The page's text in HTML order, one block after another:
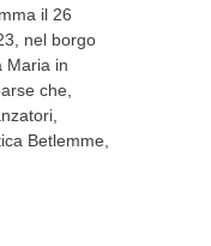
il 26
nel borgo
Maria in
che,
Betlemme,